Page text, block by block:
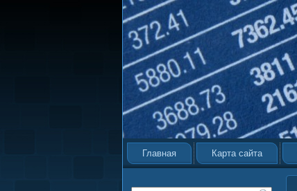
Главная Карта сайта